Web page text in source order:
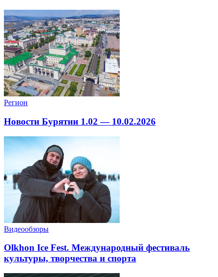
Регион
Новости Бурятии 1.02 — 10.02.2026
Видеообзоры
Olkhon Ice Fest. Международный фестиваль
культуры, творчества и спорта